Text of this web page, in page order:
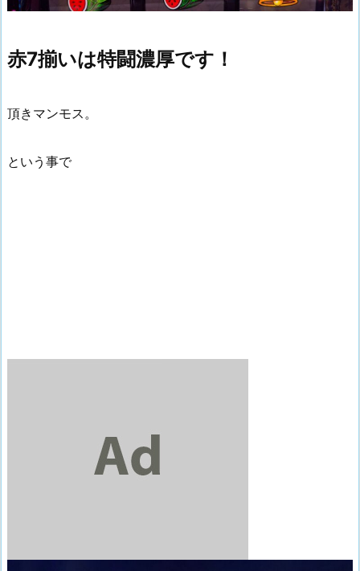
赤7揃いは特闘濃厚です！
頂きマンモス。
という事で